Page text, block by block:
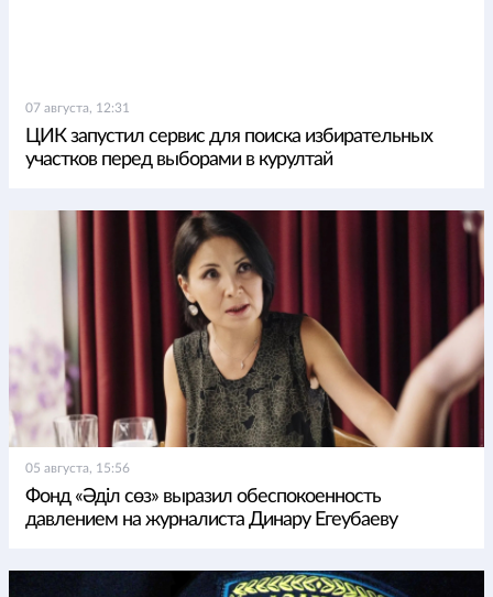
07 августа, 12:31
ЦИК запустил сервис для поиска избирательных
участков перед выборами в курултай
05 августа, 15:56
Фонд «Әділ сөз» выразил обеспокоенность
давлением на журналиста Динару Егеубаеву